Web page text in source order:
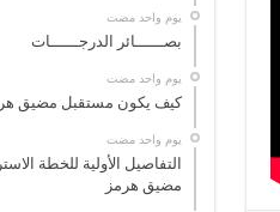
‏يوم واحد مضت
بصــــــائر الدرجــــــات
‏يوم واحد مضت
كيف يكون مستقبل مضيق
‏يوم واحد مضت
التفاصيل الأولية للخطة
مضيق هرمز